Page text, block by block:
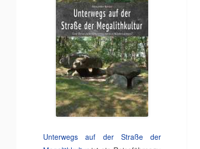
Unterwegs auf der Straße der